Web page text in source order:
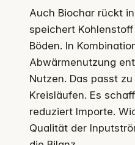
Auch Biochar rückt
speichert
Böden. In
Abwärmenutzung
Nutzen. Das passt
Kreisläufen. Es
reduziert Importe.
Qualität der